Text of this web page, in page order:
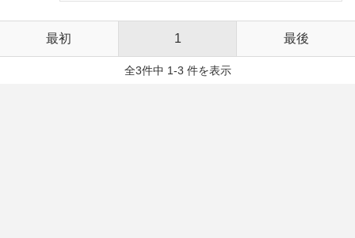
最初 1 最後
全3件中 1-3 件を表示